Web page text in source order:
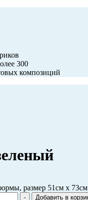
300
композиций
размер 51см х 73см